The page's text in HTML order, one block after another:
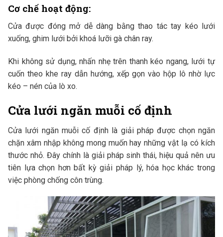
Cơ chế hoạt động:
Cửa được đóng mở dễ dàng bằng thao tác tay kéo lưới
xuống, ghim lưới bởi khoá lưỡi gà chân ray.
Khi không sử dụng, nhấn nhẹ trên thanh kéo ngang, lưới tự
cuốn theo khe ray dẫn hướng, xếp gọn vào hộp lô nhờ lực
kéo – nén của lò xo.
Cửa lưới ngăn muỗi cố định
Cửa lưới ngăn muỗi cố định là giải pháp được chọn ngăn
chặn xâm nhập không mong muốn hay những vật lạ có kích
thước nhỏ. Đây chính là giải pháp sinh thái, hiệu quả nên ưu
tiên lựa chọn hơn bất kỳ giải pháp lý, hóa học khác trong
việc phòng chống côn trùng.